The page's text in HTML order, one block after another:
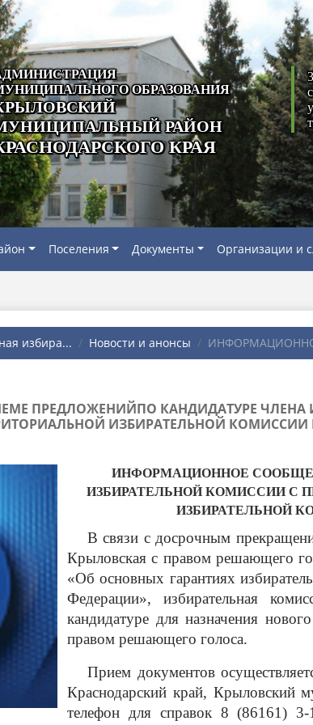
ОБРАЗОВАНИЯ
РАЙОН
КРАЯ
Поселения Документы Организации и
избира... Новости и анонсы
ПРЕДЛОЖЕНИЙПО КАНДИДАТУРЕ
ИЗБИРАТЕЛЬНОЙ
ИНФОРМАЦИОННОЕ
ИЗБИРАТЕЛЬНОЙ КОМИССИИ С
ИЗБИРАТЕЛЬНОЙ
В связи с досрочным
Крыловская с правом решающего
«Об основных гарантиях
Федерации», избирательная
кандидатуре для назначения
правом решающего голоса.
Прием документов
Краснодарский край, Крыловский
телефон для справок 8 (86161) 3-